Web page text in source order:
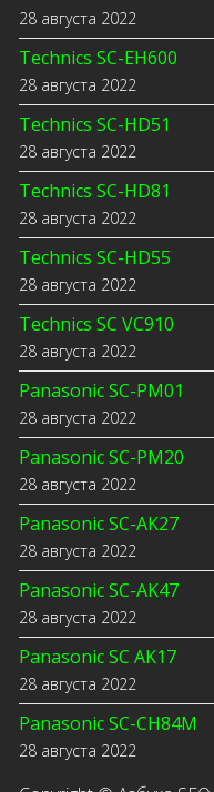
28 августа 2022
Technics SC-EH600
28 августа 2022
Technics SC-HD51
28 августа 2022
Technics SC-HD81
28 августа 2022
Technics SC-HD55
28 августа 2022
Technics SC VC910
28 августа 2022
Panasonic SC-PM01
28 августа 2022
Panasonic SC-PM20
28 августа 2022
Panasonic SC-AK27
28 августа 2022
Panasonic SC-AK47
28 августа 2022
Panasonic SC AK17
28 августа 2022
Panasonic SC-CH84M
28 августа 2022